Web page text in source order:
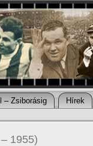
– Zsiborásig Hí­rek
1955)